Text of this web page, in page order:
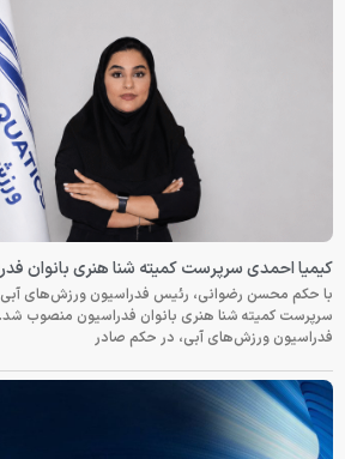
کیمیا احمدی سرپرست کمیته شنا هنری بانوان
با حکم محسن رضوانی، رئیس فدراسیون ورزش‌های آبی،
سرپرست کمیته شنا هنری بانوان فدراسیون منصوب شد.
فدراسیون ورزش‌های آبی، در حکم صادر